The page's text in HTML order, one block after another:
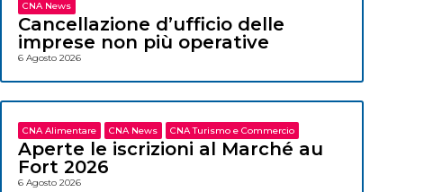
CNA News
Cancellazione d’ufficio delle
imprese non più operative
6 Agosto 2026
CNA Alimentare CNA News CNA Turismo e Commercio
Aperte le iscrizioni al Marché au
Fort 2026
6 Agosto 2026